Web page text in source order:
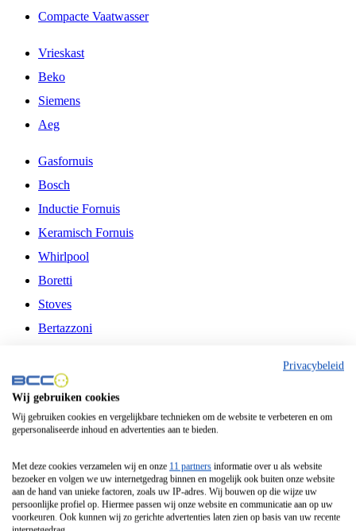
Compacte Vaatwasser
Vrieskast
Beko
Siemens
Aeg
Gasfornuis
Bosch
Inductie Fornuis
Keramisch Fornuis
Whirlpool
Boretti
Stoves
Bertazzoni
Fitelli
Airfryer
Frituurpan
Contactgrill
Broodbakmachine
Broodrooster
Privacybeleid
Wij gebruiken cookies
Wij gebruiken cookies en vergelijkbare technieken om de website te verbeteren en om
gepersonaliseerde inhoud en advertenties aan te bieden.
Met deze cookies verzamelen wij en onze 11 partners informatie over u als website
bezoeker en volgen we uw internetgedrag binnen en mogelijk ook buiten onze website
aan de hand van unieke factoren, zoals uw IP-adres. Wij bouwen op die wijze uw
persoonlijke profiel op. Hiermee passen wij onze website en communicatie aan op uw
voorkeuren. Ook kunnen wij zo gerichte advertenties laten zien op basis van uw recente